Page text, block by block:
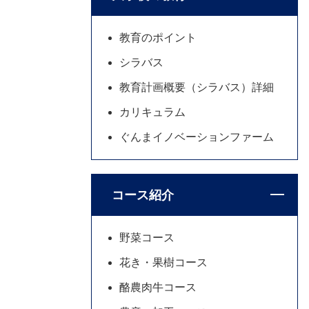
教育のポイント
シラバス
教育計画概要（シラバス）詳細
カリキュラム
ぐんまイノベーションファーム
コース紹介
野菜コース
花き・果樹コース
酪農肉牛コース